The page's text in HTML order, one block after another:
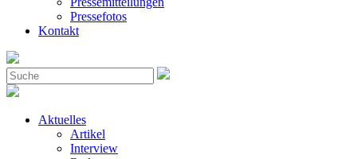
Pressefotos
Kontakt
Aktuelles
Artikel
Interview